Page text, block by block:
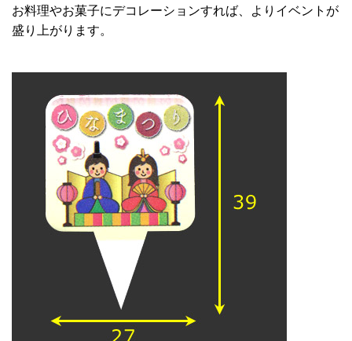
お料理やお菓子にデコレーションすれば、よりイベントが
盛り上がります。